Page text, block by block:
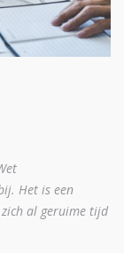
Het is een
al geruime tijd